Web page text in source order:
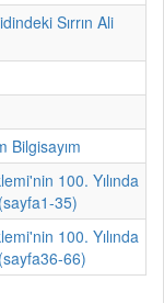
Sırrın Ali
Bilgisayım
100. Yılında
35)
100. Yılında
66)